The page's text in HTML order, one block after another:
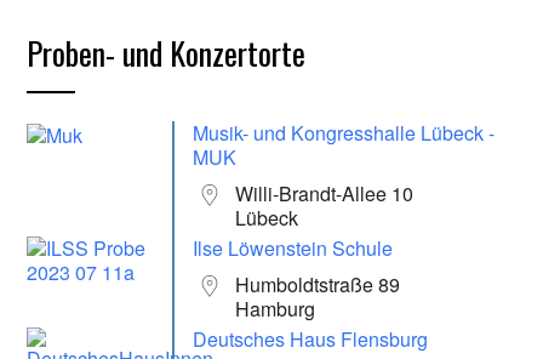
Proben- und Konzertorte
Musik- und Kongresshalle Lübeck -
MUK
Willi-Brandt-Allee 10
Lübeck
Ilse Löwenstein Schule
Humboldtstraße 89
Hamburg
Deutsches Haus Flensburg